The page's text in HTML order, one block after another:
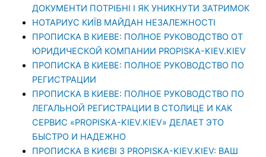
ДОКУМЕНТИ ПОТРІБНІ І ЯК УНИКНУТИ ЗАТРИМОК
НОТАРИУС КИЇВ МАЙДАН НЕЗАЛЕЖНОСТІ
ПРОПИСКА В КИЕВЕ: ПОЛНОЕ РУКОВОДСТВО ОТ
ЮРИДИЧЕСКОЙ КОМПАНИИ PROPISKA-KIEV.KIEV
ПРОПИСКА В КИЕВЕ: ПОЛНОЕ РУКОВОДСТВО ПО
РЕГИСТРАЦИИ
ПРОПИСКА В КИЕВЕ: ПОЛНОЕ РУКОВОДСТВО ПО
ЛЕГАЛЬНОЙ РЕГИСТРАЦИИ В СТОЛИЦЕ И КАК
СЕРВИС «PROPISKA-KIEV.KIEV» ДЕЛАЕТ ЭТО
БЫСТРО И НАДЕЖНО
ПРОПИСКА В КИЄВІ З PROPISKA-KIEV.KIEV: ВАШ